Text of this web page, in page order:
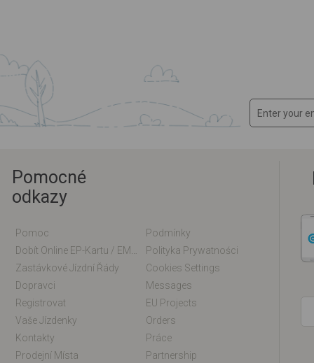
Pomocné
odkazy
Pomoc
Podmínky
Polityka Prywatności
Zastávkové Jízdní Řády
Cookies Settings
Dopravci
Messages
Registrovat
EU Projects
Vaše Jízdenky
Orders
Kontakty
Práce
Prodejní Místa
Partnership